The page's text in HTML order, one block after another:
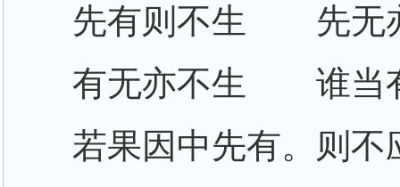
先有则不生 先无
有无亦不生 谁当
若果因中先有。则